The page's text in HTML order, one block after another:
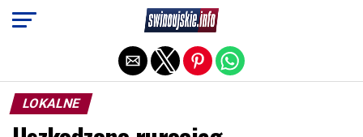
LOKALNE
Exit mobile version